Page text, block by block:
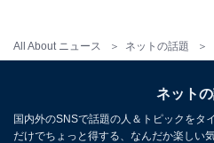
All About ニュース ネットの話題
ネット
国内外のSNSで話題の人＆トピックをタ
だけでちょっと得する、なんだか楽しい